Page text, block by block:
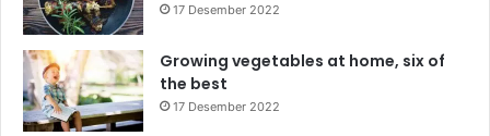
17 Desember 2022
Growing vegetables at home, six of
the best
17 Desember 2022